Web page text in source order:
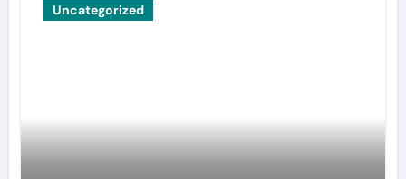
Uncategorized